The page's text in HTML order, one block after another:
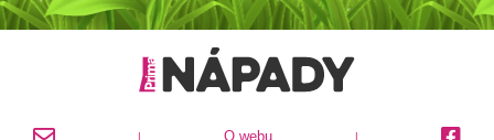
| O webu |